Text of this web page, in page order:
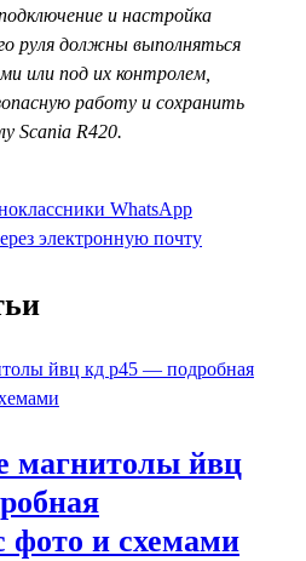
и настройка
руля должны выполняться
или под их контролем,
работу и сохранить
Scania R420.
WhatsApp
электронную почту
магнитолы йвц
фото и схемами